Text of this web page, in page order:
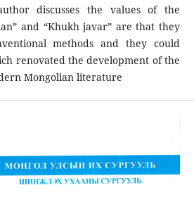
discusses the values of the
and “Khukh javar” are that they
methods and they could
renovated the development of the
Mongolian literature